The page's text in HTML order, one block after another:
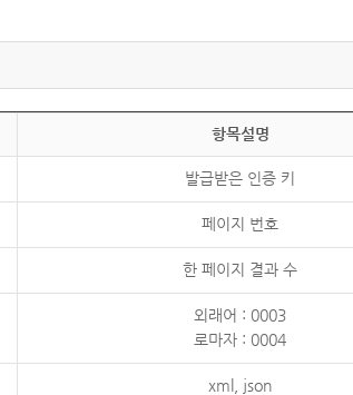
항목설명
발급받은 인증 키
페이지 번호
한 페이지 결과 수
외래어 : 0003
로마자 : 0004
xml, json